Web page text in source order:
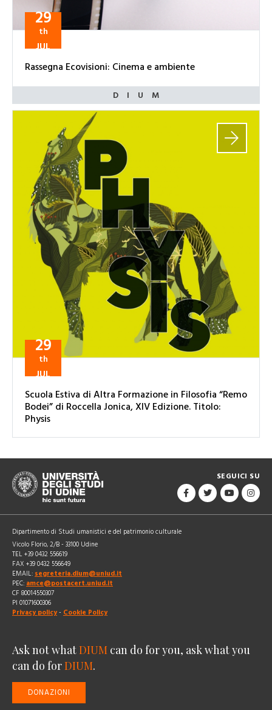
29
th
JUL
Rassegna Ecovisioni: Cinema e ambiente
29
th
JUL
Scuola Estiva di Altra Formazione in Filosofia “Remo
Bodei” di Roccella Jonica, XIV Edizione. Titolo:
Physis
SEGUICI SU
Dipartimento di Studi umanistici e del patrimonio culturale
Vicolo Florio, 2/B - 33100 Udine
TEL +39 0432 556619
FAX +39 0432 556649
EMAIL: segreteria.dium@uniud.it
PEC: amce@postacert.uniud.it
CF 80014550307
PI 01071600306
Privacy policy - Cookie Policy
Ask not whatDIUM can do for you, ask what you
can do forDIUM.
DONAZIONI